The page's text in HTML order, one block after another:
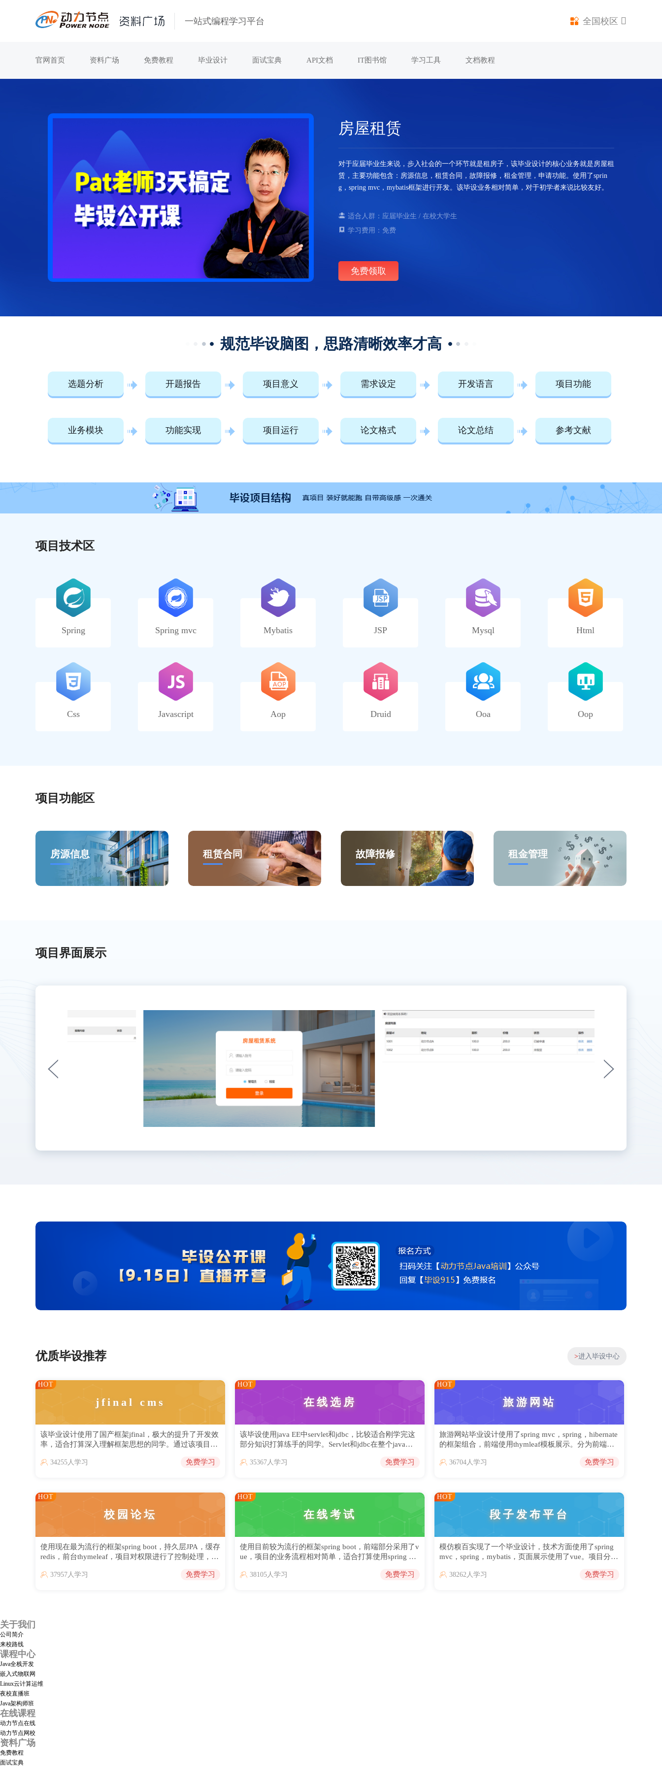
一站式编程学习平台 全国校区
官网首页 资料广场 免费教程 毕业设计 面试宝典 API文档 IT图书馆 学习工具 文档教程
房屋租赁
对于应届毕业生来说，步入社会的一个环节就是租房子，该毕业设计的核心业务就是房屋租
赁，主要功能包含：房源信息，租赁合同，故障报修，租金管理，申请功能。使用了sprin
g，spring mvc，mybatis框架进行开发。该毕设业务相对简单，对于初学者来说比较友好。
适合人群：应届毕业生 / 在校大学生
学习费用：免费
免费领取
规范毕设脑图，思路清晰效率才高
选题分析 开题报告 项目意义 需求设定 开发语言 项目功能
业务模块 功能实现 项目运行 论文格式 论文总结 参考文献
项目技术区
Spring Spring mvc Mybatis JSP Mysql Html
Css Javascript Aop Druid Ooa Oop
项目功能区
房源信息 租赁合同 故障报修 租金管理
项目界面展示
优质毕设推荐 >进入毕设中心
HOT
jfinal cms
该毕业设计使用了国产框架jfinal，极大的提升了开发效
率，适合打算深入理解框架思想的同学。通过该项目可
的效果。该项目分为前台和后台，主要功能包括系统管
34255人学习 免费学习
HOT
在线选房
该毕设使用java EE中servlet和jdbc，比较适合刚学完这
部分知识打算练手的同学。Servlet和jdbc在整个java体
的学习很有帮助。系统功能包括：销售信息，意向登
35367人学习 免费学习
HOT
旅游网站
旅游网站毕业设计使用了spring mvc，spring，hibernate
的框架组合，前端使用thymleaf模板展示。分为前端和
店预订，景点预定，用户管理，酒店管理，景点管理，
36704人学习 免费学习
HOT
校园论坛
使用现在最为流行的框架spring boot，持久层JPA，缓存
redis，前台thymeleaf，项目对权限进行了控制处理，项
理，回复管理，权限管理，标签管理，论坛发帖，帖子
37957人学习 免费学习
HOT
在线考试
使用目前较为流行的框架spring boot，前端部分采用了v
ue，项目的业务流程相对简单，适合打算使用spring bo
生管理，教师管理，题库管理，成绩查询，考试管理
38105人学习 免费学习
HOT
段子发布平台
模仿糗百实现了一个毕业设计，技术方面使用了spring
mvc，spring，mybatis，页面展示使用了vue。项目分为
点赞，段子管理，公告管理，图片管理等，亮点是前台
38262人学习 免费学习
关于我们
公司简介
来校路线
课程中心
Java全栈开发
嵌入式物联网
Linux云计算运维
夜校直播班
Java架构师班
在线课程
动力节点在线
动力节点网校
资料广场
免费教程
面试宝典